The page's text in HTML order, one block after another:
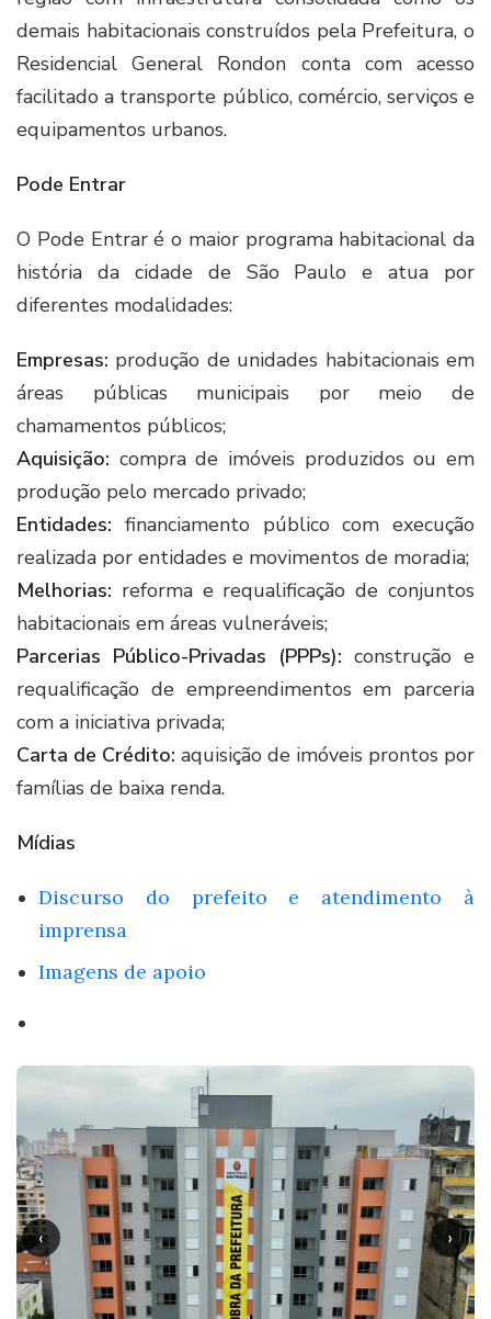
demais habitacionais construídos pela Prefeitura, o
Residencial General Rondon conta com acesso
facilitado a transporte público, comércio, serviços e
equipamentos urbanos.
Pode Entrar
O Pode Entrar é o maior programa habitacional da
história da cidade de São Paulo e atua por
diferentes modalidades:
Empresas: produção de unidades habitacionais em
áreas públicas municipais por meio de
chamamentos públicos;
Aquisição: compra de imóveis produzidos ou em
produção pelo mercado privado;
Entidades: financiamento público com execução
realizada por entidades e movimentos de moradia;
Melhorias: reforma e requalificação de conjuntos
habitacionais em áreas vulneráveis;
Parcerias Público-Privadas (PPPs): construção e
requalificação de empreendimentos em parceria
com a iniciativa privada;
Carta de Crédito: aquisição de imóveis prontos por
famílias de baixa renda.
Mídias
Discurso do prefeito e atendimento à
imprensa
Imagens de apoio
‹ ›